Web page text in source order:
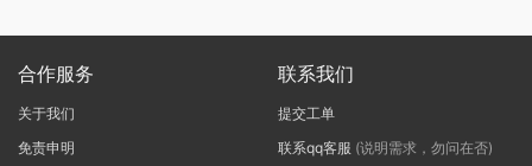
合作服务
关于我们
免责申明
联系我们
提交工单
联系qq客服 (说明需求，勿问在否)